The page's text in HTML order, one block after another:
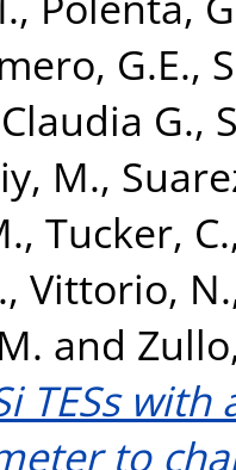
G.E.,
G.,
M.,
, Tucker, C.
, Vittorio, N.
and
TESs
to